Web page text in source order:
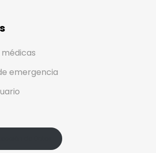
emergencia